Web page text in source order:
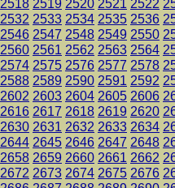
2518 2519 2520 2521 2522
2532 2533 2534 2535 2536
2546 2547 2548 2549 2550
2560 2561 2562 2563 2564
2574 2575 2576 2577 2578
2588 2589 2590 2591 2592
2602 2603 2604 2605 2606
2616 2617 2618 2619 2620
2630 2631 2632 2633 2634
2644 2645 2646 2647 2648
2658 2659 2660 2661 2662
2672 2673 2674 2675 2676